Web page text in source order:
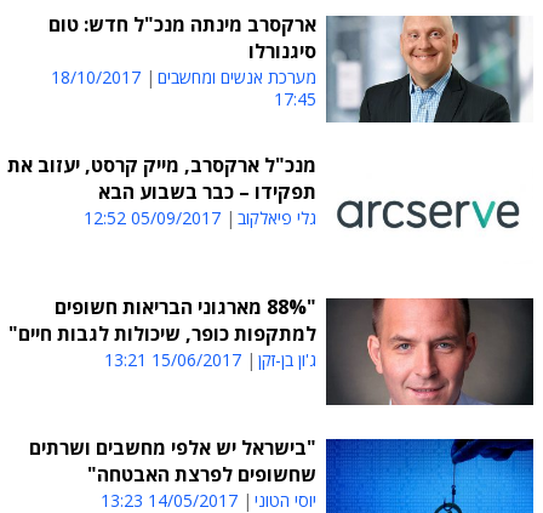
ארקסרב מינתה מנכ"ל חדש: טום
סיגנורלו
מערכת אנשים ומחשבים
18/10/2017
17:45
מנכ"ל ארקסרב, מייק קרסט, יעזוב את
תפקידו – כבר בשבוע הבא
גלי פיאלקוב 05/09/2017 12:52
"88% מארגוני הבריאות חשופים
למתקפות כופר, שיכולות לגבות חיים"
ג'ון בן-זקן 15/06/2017 13:21
"בישראל יש אלפי מחשבים ושרתים
שחשופים לפרצת האבטחה"
יוסי הטוני 14/05/2017 13:23